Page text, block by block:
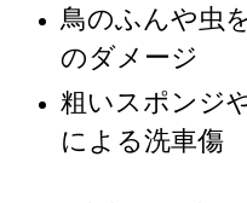
鳥のふんや虫
のダメージ
粗いスポンジ
による洗車傷